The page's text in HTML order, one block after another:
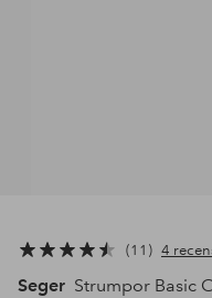
11 4
Seger Strumpor Basic